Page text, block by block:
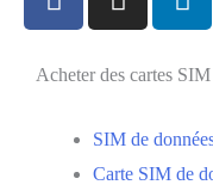
Acheter des cartes
SIM de
Carte SIM de